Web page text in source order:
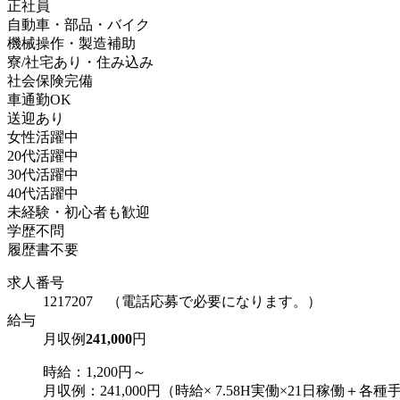
正社員
自動車・部品・バイク
機械操作・製造補助
寮/社宅あり・住み込み
社会保険完備
車通勤OK
送迎あり
女性活躍中
20代活躍中
30代活躍中
40代活躍中
未経験・初心者も歓迎
学歴不問
履歴書不要
求人番号
1217207 （電話応募で必要になります。）
給与
月収例241,000円
時給：1,200円～
月収例：241,000円（時給× 7.58H実働×21日稼働＋各種